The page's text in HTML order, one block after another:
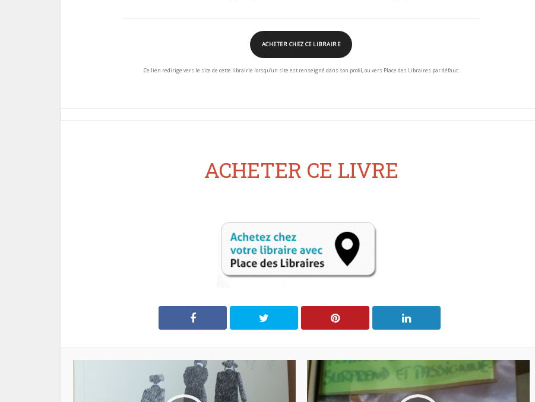
ACHETER CHEZ CE LIBRAIRE
Ce lien redirige vers le site de cette librairie lorsqu’un site est renseigné dans son profil, ou vers Place des Libraires par défaut.
ACHETER CE LIVRE